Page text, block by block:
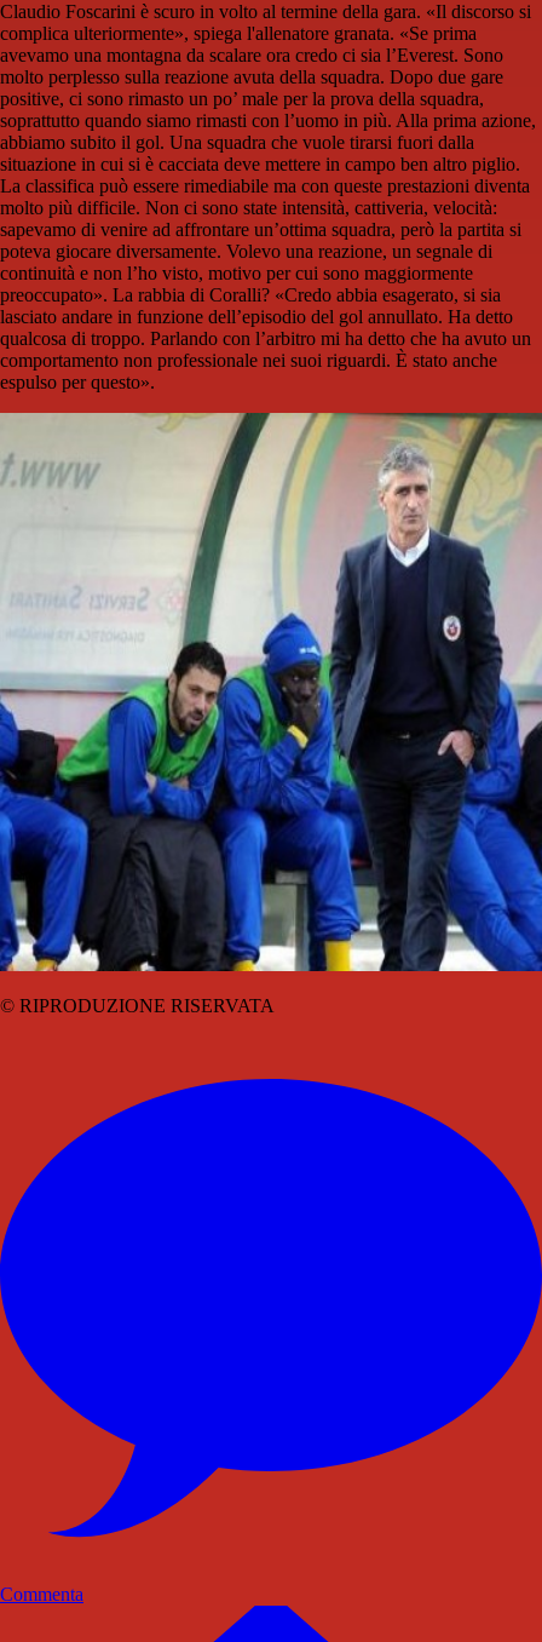
Claudio Foscarini è scuro in volto al termine della gara. «Il discorso si
complica ulteriormente», spiega l'allenatore granata. «Se prima
avevamo una montagna da scalare ora credo ci sia l’Everest. Sono
molto perplesso sulla reazione avuta della squadra. Dopo due gare
positive, ci sono rimasto un po’ male per la prova della squadra,
soprattutto quando siamo rimasti con l’uomo in più. Alla prima azione,
abbiamo subito il gol. Una squadra che vuole tirarsi fuori dalla
situazione in cui si è cacciata deve mettere in campo ben altro piglio.
La classifica può essere rimediabile ma con queste prestazioni diventa
molto più difficile. Non ci sono state intensità, cattiveria, velocità:
sapevamo di venire ad affrontare un’ottima squadra, però la partita si
poteva giocare diversamente. Volevo una reazione, un segnale di
continuità e non l’ho visto, motivo per cui sono maggiormente
preoccupato». La rabbia di Coralli? «Credo abbia esagerato, si sia
lasciato andare in funzione dell’episodio del gol annullato. Ha detto
qualcosa di troppo. Parlando con l’arbitro mi ha detto che ha avuto un
comportamento non professionale nei suoi riguardi. È stato anche
espulso per questo».
© RIPRODUZIONE RISERVATA
Commenta